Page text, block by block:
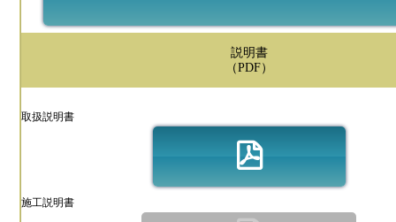
説明書
（PDF）
取扱説明書
施工説明書